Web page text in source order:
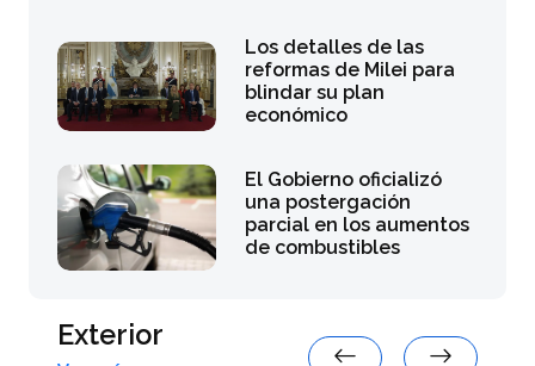
Los detalles de las
reformas de Milei para
blindar su plan
económico
El Gobierno oficializó
una postergación
parcial en los aumentos
de combustibles
Exterior